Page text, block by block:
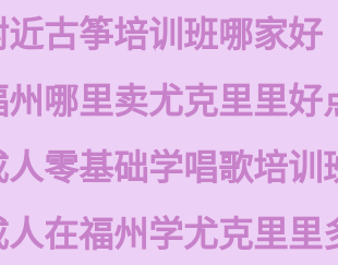
近古筝培训班哪家好
州哪里卖尤克里里好
人零基础学唱歌培训
人在福州学尤克里里